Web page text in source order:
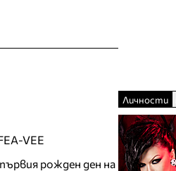
VEE
рожден ден на
Личности